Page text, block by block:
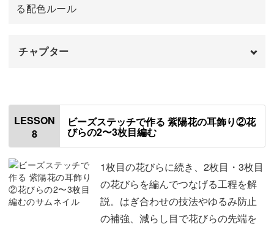
る配色ルール
チャプター
使用する材料・道具
花びらの1枚目の1段目を編む
花びらの1枚目の2段目を編む 03:31
花びらの1枚目の3段目を編む 06:09
花びらの1枚目の4段目を編む 08:33
LESSON
8
ビーズステッチで作る 紫陽花の耳飾り②花
びらの2〜3枚目編む
1枚目の花びらに続き、2枚目・3枚目
の花びらを編んでつなげる工程を解
説。はぎ合わせの技法やゆるみ防止
の補強、減らし目で花びらの先端を